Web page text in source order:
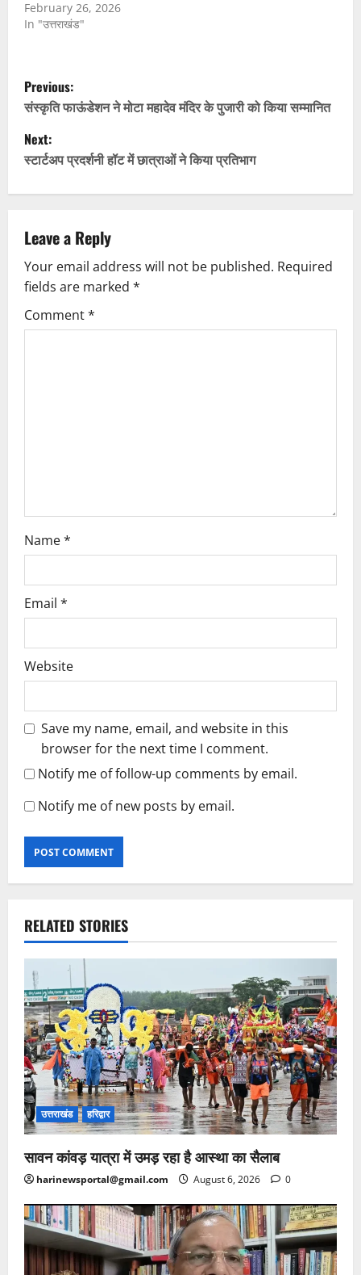
February 26, 2026
In "उत्तराखंड"
P
o
s
a
v
i
n
Previous:
संस्कृति फाऊंडेशन ने मोटा महादेव मंदिर के पुजारी को किया सम्मानित
Next:
स्टार्टअप प्रदर्शनी हॉट में छात्राओं ने किया प्रतिभाग
Leave a Reply
Your email address will not be published. Required
fields are marked *
Comment*
Name*
Email *
Website
Save my name, email, and website in this
browser for the next time I comment.
Notify me of follow-up comments by email.
Notify me of new posts by email.
RELATED STORIES
उत्तराखंड हरिद्वार
सावन कांवड़ यात्रा में उमड़ रहा है आस्था का सैलाब
harinewsportal@gmail.com August 6, 2026 0